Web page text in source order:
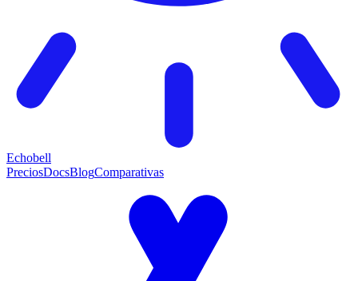
Echobell
PreciosDocsBlogComparativas